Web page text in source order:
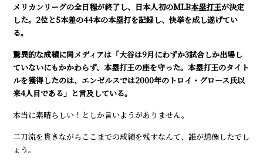
メリカンリーグの全日程が終了し、日本人初のMLB本塁打王が決定
した。2位と5本差の44本の本塁打を記録し、快挙を成し遂げてい
る。
驚異的な成績に同メディアは「大谷は9月にわずか3試合しか出場し
ていないにもかかわらず、本塁打王の座を守った。本塁打王のタイト
ルを獲得したのは、エンゼルスでは2000年のトロイ・グロース氏以
来4人目である」と言及している。
本当に素晴らしい！としか言いようがありません。
二刀流を貫きながらここまでの成績を残すなんて、誰が想像したでし
ょう。